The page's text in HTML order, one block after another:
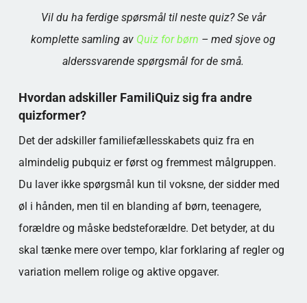
Vil du ha ferdige spørsmål til neste quiz? Se vår
komplette samling av Quiz for børn – med sjove og
alderssvarende spørgsmål for de små.
Hvordan adskiller FamiliQuiz sig fra andre
quizformer?
Det der adskiller familiefællesskabets quiz fra en
almindelig pubquiz er først og fremmest målgruppen.
Du laver ikke spørgsmål kun til voksne, der sidder med
øl i hånden, men til en blanding af børn, teenagere,
forældre og måske bedsteforældre. Det betyder, at du
skal tænke mere over tempo, klar forklaring af regler og
variation mellem rolige og aktive opgaver.